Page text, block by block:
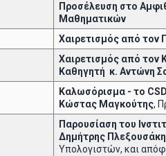
Προσέλευση στο
Μαθηματικών
Χαιρετισμός από τον
Χαιρετισμός από τον
Καθηγητή κ. Αντώνη
Καλωσόρισμα - το CSD
Κώστας Μαγκούτης,
Παρουσίαση του
Δημήτρης
Υπολογιστών, και